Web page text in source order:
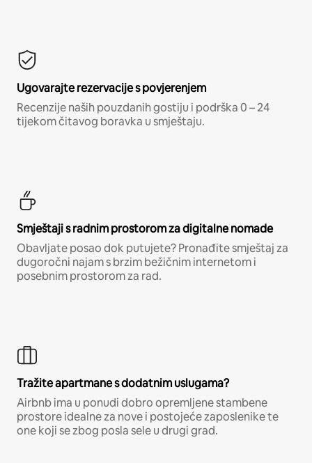
Ugovarajte rezervacije s povjerenjem
Recenzije naših pouzdanih gostiju i podrška 0 – 24
tijekom čitavog boravka u smještaju.
Smještaji s radnim prostorom za digitalne nomade
Obavljate posao dok putujete? Pronađite smještaj za
dugoročni najam s brzim bežičnim internetom i
posebnim prostorom za rad.
Tražite apartmane s dodatnim uslugama?
Airbnb ima u ponudi dobro opremljene stambene
prostore idealne za nove i postojeće zaposlenike te
one koji se zbog posla sele u drugi grad.